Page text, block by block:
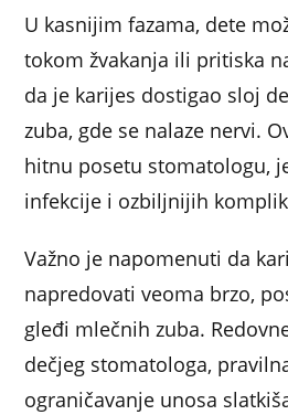
U kasnijim fazama, dete
tokom žvakanja ili pritiska
da je karijes dostigao sloj
zuba, gde se nalaze nervi.
hitnu posetu stomatologu,
infekcije i ozbiljnijih
Važno je napomenuti da
napredovati veoma brzo,
gleđi mlečnih zuba.
dečjeg stomatologa,
ograničavanje unosa